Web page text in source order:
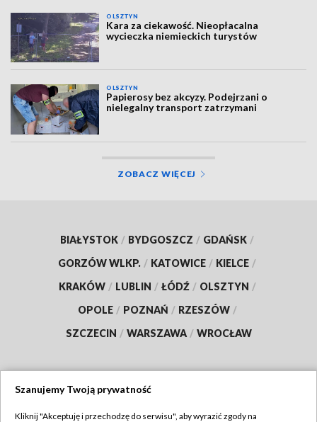
OLSZTYN
Kara za ciekawość. Nieopłacalna
wycieczka niemieckich turystów
OLSZTYN
Papierosy bez akcyzy. Podejrzani o
nielegalny transport zatrzymani
ZOBACZ WIĘCEJ
BIAŁYSTOK / BYDGOSZCZ / GDAŃSK /
GORZÓW WLKP. / KATOWICE / KIELCE /
KRAKÓW / LUBLIN / ŁÓDŹ / OLSZTYN /
OPOLE / POZNAŃ / RZESZÓW /
SZCZECIN / WARSZAWA / WROCŁAW
Szanujemy Twoją prywatność
Kliknij "Akceptuję i przechodzę do serwisu", aby wyrazić zgody na